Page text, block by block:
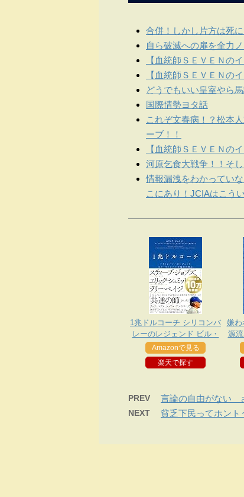
合併！しかし片方は死
自ら破滅への扉を全力
【血統師ＳＥＶＥＮの
【血統師ＳＥＶＥＮの
どうでもいい皇室やら
国際情勢ヨタ話
これぞ文春病！？松本
ーブ！！
【血統師ＳＥＶＥＮの
河原乞食大戦争！！そ
情報漏洩をわかってい
こにあり！JCIAはこう
1兆ドルコーチ シリコンバ
レーのレジェンド ビル・
キャンベルの成功の教え
Amazonで見る
楽天で探す
嫌わ
源
PREV 言論の自由がない
NEXT 貧乏下民ってホント